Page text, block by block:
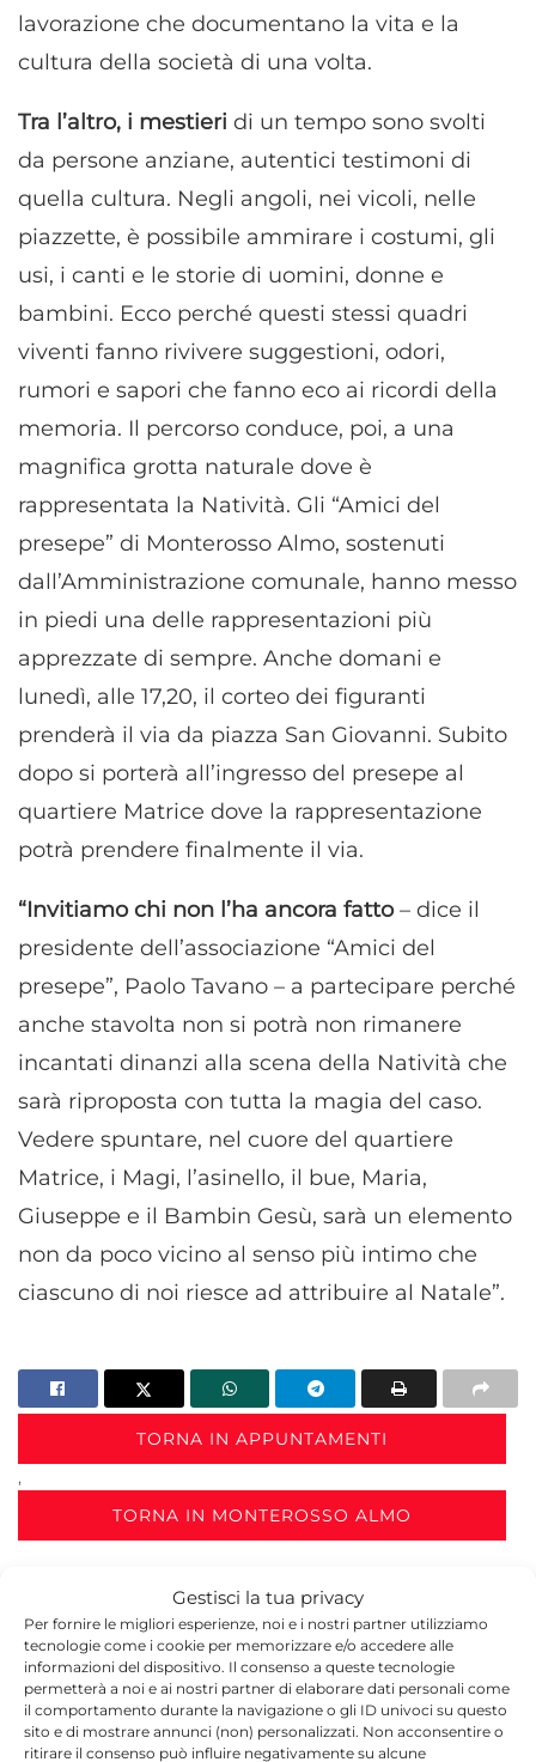
Gestisci la tua privacy
Per fornire le migliori esperienze, noi e i nostri partner utilizziamo
tecnologie come i cookie per memorizzare e/o accedere alle
informazioni del dispositivo. Il consenso a queste tecnologie
permetterà a noi e ai nostri partner di elaborare dati personali come
il comportamento durante la navigazione o gli ID univoci su questo
sito e di mostrare annunci (non) personalizzati. Non acconsentire o
ritirare il consenso può influire negativamente su alcune
lavorazione che documentano la vita e la
cultura della società di una volta.
Tra l’altro, i mestieri di un tempo sono svolti
da persone anziane, autentici testimoni di
quella cultura. Negli angoli, nei vicoli, nelle
piazzette, è possibile ammirare i costumi, gli
usi, i canti e le storie di uomini, donne e
bambini. Ecco perché questi stessi quadri
viventi fanno rivivere suggestioni, odori,
rumori e sapori che fanno eco ai ricordi della
memoria. Il percorso conduce, poi, a una
magnifica grotta naturale dove è
rappresentata la Natività. Gli “Amici del
presepe” di Monterosso Almo, sostenuti
dall’Amministrazione comunale, hanno messo
in piedi una delle rappresentazioni più
apprezzate di sempre. Anche domani e
lunedì, alle 17,20, il corteo dei figuranti
prenderà il via da piazza San Giovanni. Subito
dopo si porterà all’ingresso del presepe al
quartiere Matrice dove la rappresentazione
potrà prendere finalmente il via.
“Invitiamo chi non l’ha ancora fatto– dice il
presidente dell’associazione “Amici del
presepe”, Paolo Tavano – a partecipare perché
anche stavolta non si potrà non rimanere
incantati dinanzi alla scena della Natività che
sarà riproposta con tutta la magia del caso.
Vedere spuntare, nel cuore del quartiere
Matrice, i Magi, l’asinello, il bue, Maria,
Giuseppe e il Bambin Gesù, sarà un elemento
non da poco vicino al senso più intimo che
ciascuno di noi riesce ad attribuire al Natale”.
TORNA IN APPUNTAMENTI
,
TORNA IN MONTEROSSO ALMO
Redazione